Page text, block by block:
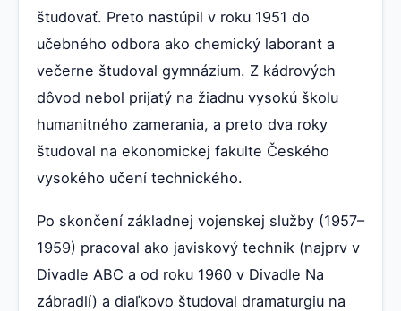
študovať. Preto nastúpil v roku 1951 do
učebného odbora ako chemický laborant a
večerne študoval gymnázium. Z kádrových
dôvod nebol prijatý na žiadnu vysokú školu
humanitného zamerania, a preto dva roky
študoval na ekonomickej fakulte Českého
vysokého učení technického.
Po skončení základnej vojenskej služby (1957–
1959) pracoval ako javiskový technik (najprv v
Divadle ABC a od roku 1960 v Divadle Na
zábradlí) a diaľkovo študoval dramaturgiu na